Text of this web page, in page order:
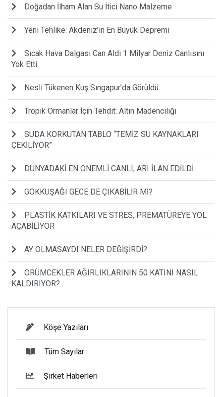
Doğadan İlham Alan Su İtici Nano Malzeme
Yeni Tehlike: Akdeniz’in En Büyük Depremi
Sıcak Hava Dalgası Can Aldı 1 Milyar Deniz Canlısını
Yok Etti
Nesli Tükenen Kuş Sıngapur’da Görüldü
Tropik Ormanlar İçin Tehdit: Altın Madenciliği
SUDA KORKUTAN TABLO “TEMİZ SU KAYNAKLARI
ÇEKİLİYOR”
DÜNYADAKİ EN ÖNEMLİ CANLI, ARI İLAN EDİLDİ
GÖKKUŞAĞI GECE DE ÇIKABİLİR Mİ?
PLASTİK KATKILARI VE STRES, PREMATÜREYE YOL
AÇABİLİYOR
AY OLMASAYDI NELER DEĞİŞİRDİ?
ÖRÜMCEKLER AĞIRLIKLARININ 50 KATINI NASIL
KALDIRIYOR?
Köşe Yazıları
Tüm Sayılar
Şirket Haberleri